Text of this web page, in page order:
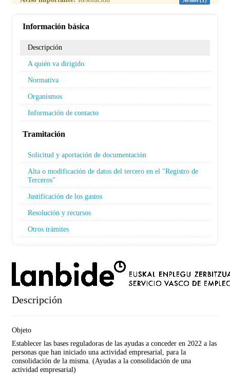
Información básica
Descripción
A quién va dirigido
Normativa
Organismos
Información de contacto
Tramitación
Solicitud y aportación de documentación
Alta o modificación de datos del tercero en el "Registro de
Terceros"
Justificación de los gastos
Resolución y recursos
Otros trámites
Descripción
Objeto
Establecer las bases reguladoras de las ayudas a conceder en 2022 a las
personas que han iniciado una actividad empresarial, para la
consolidación de la misma. (Ayudas a la consolidación de una
actividad empresarial)